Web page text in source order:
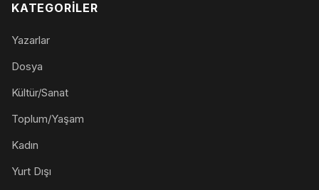
KATEGORILER
Yazarlar
Dosya
Kültür/Sanat
Toplum/Yaşam
Kadın
Yurt Dışı